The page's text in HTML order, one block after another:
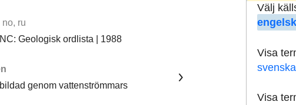
Välj
Visa
Visa
no, ru
Geologisk ordlista | 1988
genom vattenströmmars